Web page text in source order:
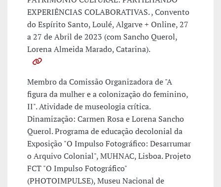
EXPERIÊNCIAS COLABORATIVAS. , Convento
do Espírito Santo, Loulé, Algarve + Online, 27
a 27 de Abril de 2023 (com Sancho Querol,
Lorena Almeida Marado, Catarina).
Membro da Comissão Organizadora de "A
figura da mulher e a colonização do feminino,
II". Atividade de museologia crítica.
Dinamização: Carmen Rosa e Lorena Sancho
Querol. Programa de educação decolonial da
Exposição "O Impulso Fotográfico: Desarrumar
o Arquivo Colonial", MUHNAC, Lisboa. Projeto
FCT "O Impulso Fotográfico"
(PHOTOIMPULSE), Museu Nacional de